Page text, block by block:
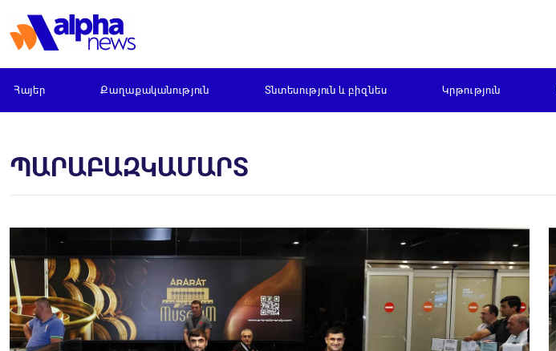
Հայեր Քաղաքականություն Տնտեսություն և բիզնես Կրթություն
ՊԱՐԱԲԱԶԿԱՄԱՐՏ